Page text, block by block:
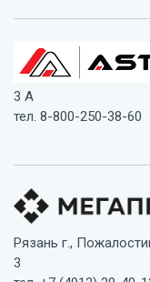
3 А
тел. 8-800-250-38-60
Рязань г.,
3